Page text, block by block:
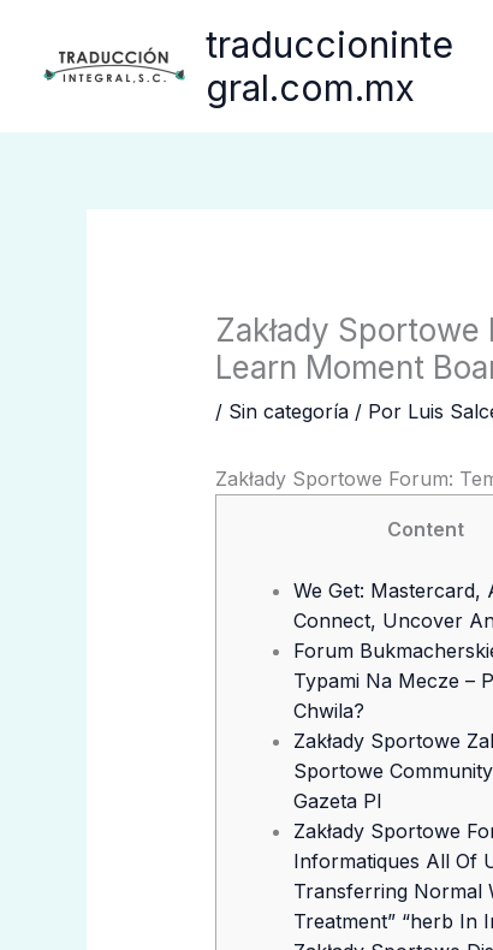
contenido
traduccioninte
gral.com.mx
Zakłady
Learn Moment
/ Sin categoría/ Por Luis
Zakłady Sportowe Forum:
Content
We Get: Mastercard,
Connect, Uncover
Forum
Typami Na Mecze –
Chwila?
Zakłady Sportowe
Sportowe
Gazeta Pl
Zakłady Sportowe
Informatiques All Of
Transferring Normal
Treatment” “herb In